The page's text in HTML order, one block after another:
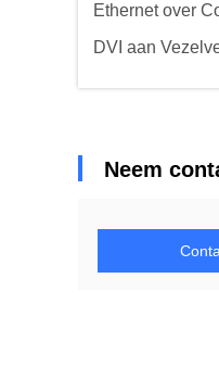
Ethernet over
DVI aan
Neem